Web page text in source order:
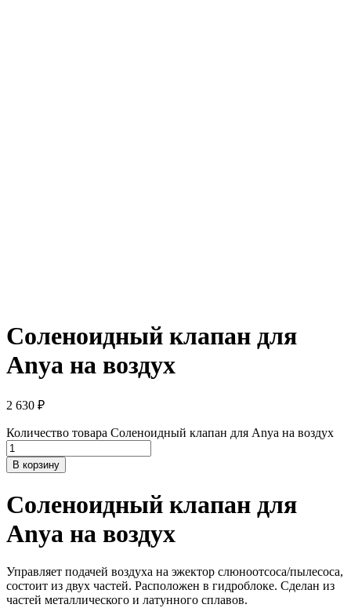
Соленоидный клапан для
Anya на воздух
2 630 ₽
Количество товара Соленоидный клапан для Anya на воздух
В корзину
Соленоидный клапан для
Anya на воздух
Управляет подачей воздуха на эжектор слюноотсоса/пылесоса,
состоит из двух частей. Расположен в гидроблоке. Сделан из
частей металлического и латунного сплавов.